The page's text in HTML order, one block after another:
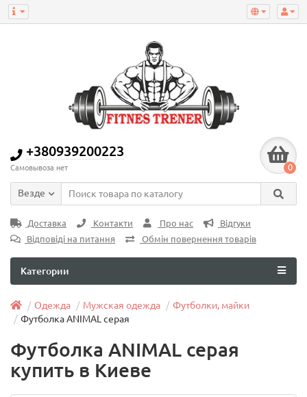
+380939200223
Самовывоза нет 0
Везде
Доставка Контакти Про нас
Відгуки
Відповіді на питання
Обмін повернення товарів
Категории
Одежда Мужская одежда
Футболки, майки
Футболка ANIMAL серая
Футболка ANIMAL серая
купить в Киеве